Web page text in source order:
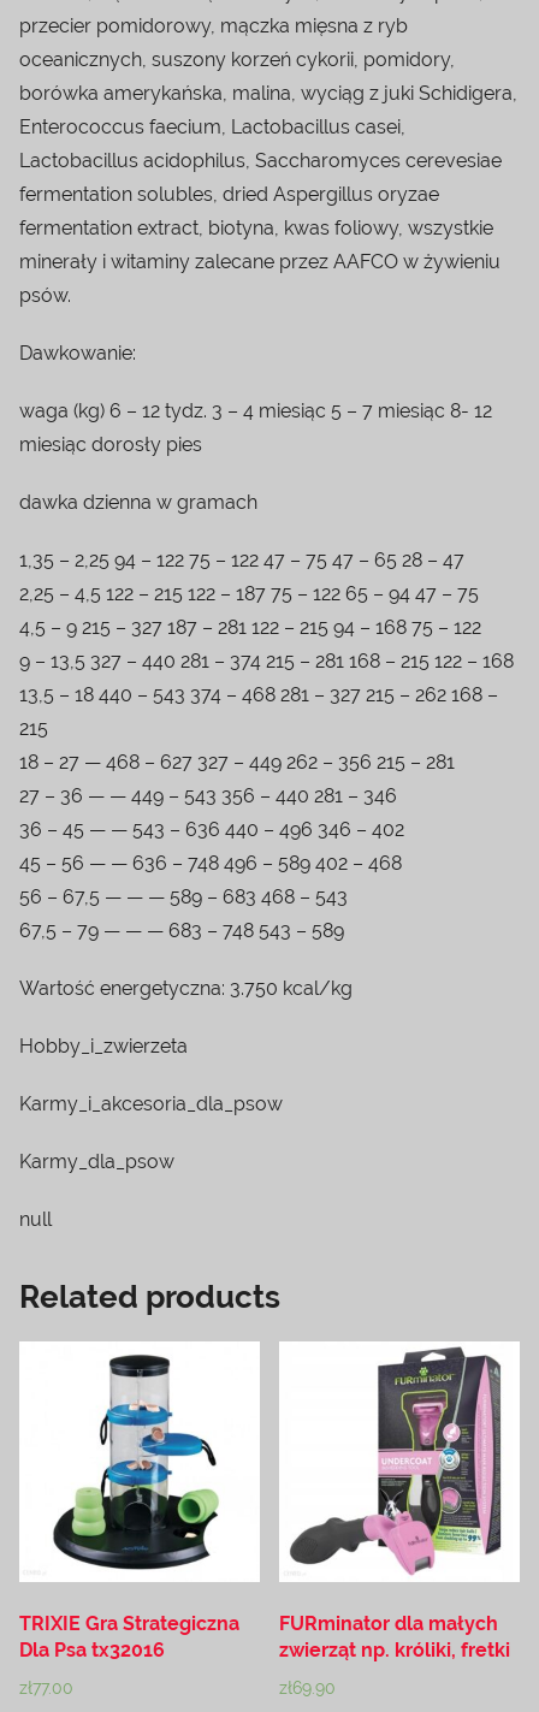
przecier pomidorowy, mączka mięsna z ryb
oceanicznych, suszony korzeń cykorii, pomidory,
borówka amerykańska, malina, wyciąg z juki Schidigera,
Enterococcus faecium, Lactobacillus casei,
Lactobacillus acidophilus, Saccharomyces cerevesiae
fermentation solubles, dried Aspergillus oryzae
fermentation extract, biotyna, kwas foliowy, wszystkie
minerały i witaminy zalecane przez AAFCO w żywieniu
psów.
Dawkowanie:
waga (kg) 6 – 12 tydz. 3 – 4 miesiąc 5 – 7 miesiąc 8- 12
miesiąc dorosły pies
dawka dzienna w gramach
1,35 – 2,25 94 – 122 75 – 122 47 – 75 47 – 65 28 – 47
2,25 – 4,5 122 – 215 122 – 187 75 – 122 65 – 94 47 – 75
4,5 – 9 215 – 327 187 – 281 122 – 215 94 – 168 75 – 122
9 – 13,5 327 – 440 281 – 374 215 – 281 168 – 215 122 – 168
13,5 – 18 440 – 543 374 – 468 281 – 327 215 – 262 168 –
215
18 – 27 — 468 – 627 327 – 449 262 – 356 215 – 281
27 – 36 — — 449 – 543 356 – 440 281 – 346
36 – 45 — — 543 – 636 440 – 496 346 – 402
45 – 56 — — 636 – 748 496 – 589 402 – 468
56 – 67,5 — — — 589 – 683 468 – 543
67,5 – 79 — — — 683 – 748 543 – 589
Wartość energetyczna: 3.750 kcal/kg
Hobby_i_zwierzeta
Karmy_i_akcesoria_dla_psow
Karmy_dla_psow
null
Related products
TRIXIE Gra Strategiczna
Dla Psa tx32016
zł77.00
FURminator dla małych
zwierząt np. króliki, fretki
zł69.90